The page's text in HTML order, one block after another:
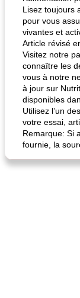
Lisez toujours
pour vous
vivantes et
Article révisé
Visitez notre
connaître les
vous à notre
à jour sur
disponibles
Utilisez l’un
votre essai,
Remarque: Si
fournie, la